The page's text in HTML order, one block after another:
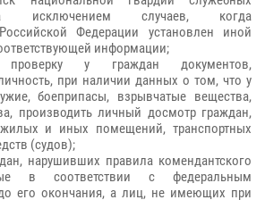
исключением случаев, когда
Федерации установлен иной
информации;
проверку у граждан документов,
при наличии данных о том, что у
боеприпасы, взрывчатые вещества,
производить личный досмотр граждан,
и иных помещений, транспортных
(судов);
нарушивших правила комендантского
в соответствии с федеральным
до его окончания, а лиц, не имеющих при